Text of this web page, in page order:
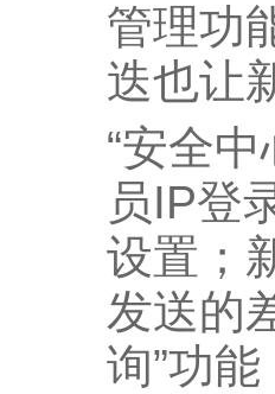
管理功
迭也让
“安全
员IP登
设置；
发送的
询”功